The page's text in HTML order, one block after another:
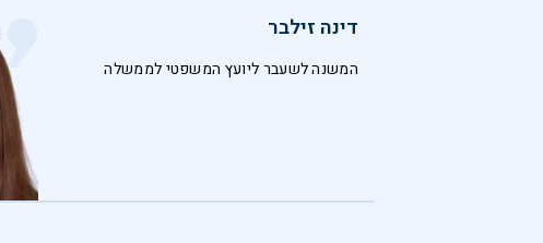
דינה זילבר
המשנה לשעבר ליועץ המשפטי לממשלה